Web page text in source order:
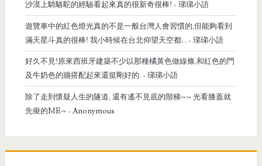
沙漠上騎駱駝的經驗看起來真的很新奇很棒! - 珶珶小語
遊覽車中的紅色燈光真的不是一般台灣人會習慣的,但能夠看到
滿天星斗真的很棒! 我小時候在台北仰望天空都... - 珶珶小語
好久不見!原來西班牙建築不少以那種橘黃色做線條,和紅色的門
及牛奶色的牆搭配起來還挺剛好的. - 珶珶小語
除了走到懷疑人生的隧道, 還有遙不見底的階梯~~ 光看膝蓋就
先痠的ME~ - Anonymous